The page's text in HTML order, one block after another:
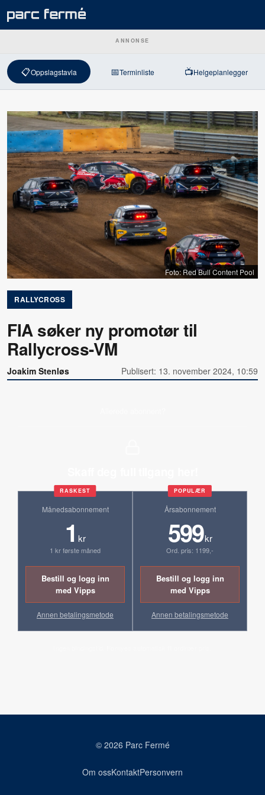
ANNONSE
📋Oppslagstavla 📅Terminliste 📺Helgeplanlegger
Foto: Red Bull Content Pool
RALLYCROSS
FIA søker ny promotør til
Rallycross-VM
Joakim Stenløs Publisert: 13. november 2024, 10:59
RASKEST
Månedsabonnement
1 kr
1 kr første måned
Bestill og logg inn
med Vipps
Annen betalingsmetode
POPULÆR
Årsabonnement
599kr
Ord. pris: 1199,-
Bestill og logg inn
med Vipps
Annen betalingsmetode
© 2026 Parc Fermé
Om ossKontaktPersonvern